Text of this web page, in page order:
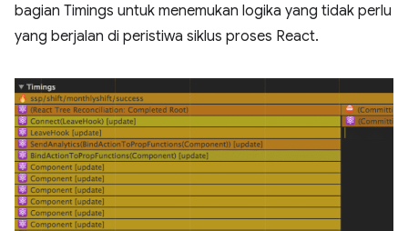
bagian Timings untuk menemukan logika yang tidak perlu
yang berjalan di peristiwa siklus proses React.